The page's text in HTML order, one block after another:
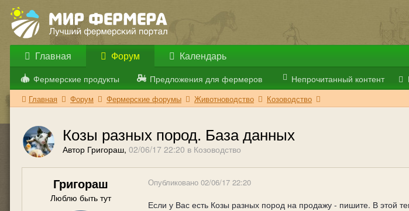
Главная Форум
Фермерские продукты Предложения для фермеров Непрочитанный контент
Календарь
Главная Форум Фермерские форумы Животноводство Козоводство
Козы разных пород. База данных
Автор Григораш, 02/06/17 22:20 в Козоводство
Григораш
Люблю быть тут
Опубликовано 02/06/17 22:20
Если у Вас есть Козы разных пород на продажу - пишите. В этой